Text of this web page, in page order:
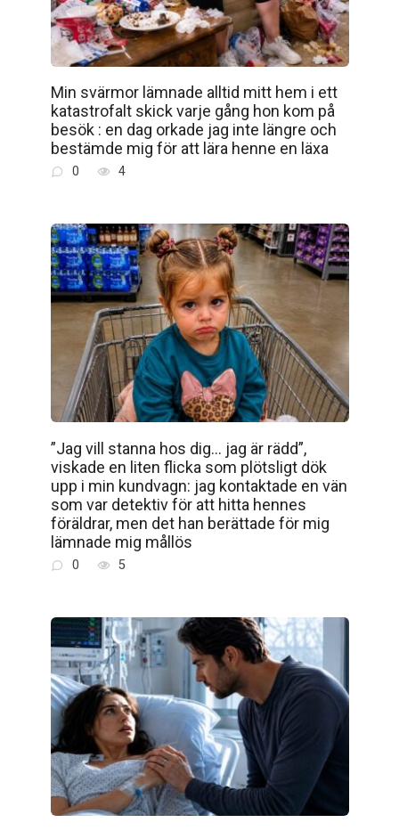
Min svärmor lämnade alltid mitt hem i ett
katastrofalt skick varje gång hon kom på
besök : en dag orkade jag inte längre och
bestämde mig för att lära henne en läxa
0 4
”Jag vill stanna hos dig… jag är rädd”,
viskade en liten flicka som plötsligt dök
upp i min kundvagn: jag kontaktade en vän
som var detektiv för att hitta hennes
föräldrar, men det han berättade för mig
lämnade mig mållös
0 5